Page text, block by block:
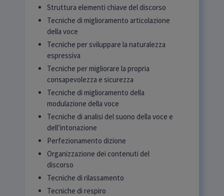
Struttura elementi chiave del discorso
Tecniche di miglioramento articolazione
della voce
Tecniche per sviluppare la naturalezza
espressiva
Tecniche per migliorare la propria
consapevolezza e sicurezza
Tecniche di miglioramento della
modulazione della voce
Tecniche di analisi del suono della voce e
dell’intonazione
Perfezionamento dizione
Organizzazione dei contenuti del
discorso
Tecniche di rilassamento
Tecniche di respiro